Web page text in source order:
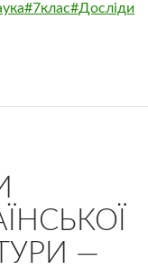
#7клас#Досліди
—